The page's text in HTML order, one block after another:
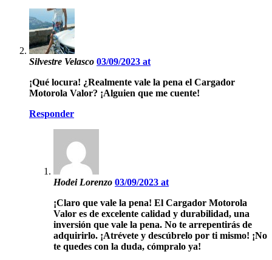
Silvestre Velasco 03/09/2023 at
¡Qué locura! ¿Realmente vale la pena el Cargador
Motorola Valor? ¡Alguien que me cuente!
Responder
Hodei Lorenzo 03/09/2023 at
¡Claro que vale la pena! El Cargador Motorola
Valor es de excelente calidad y durabilidad, una
inversión que vale la pena. No te arrepentirás de
adquirirlo. ¡Atrévete y descúbrelo por ti mismo! ¡No
te quedes con la duda, cómpralo ya!